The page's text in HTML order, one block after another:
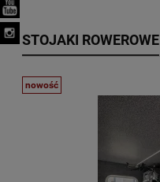
STOJAKI ROWEROWE
nowość